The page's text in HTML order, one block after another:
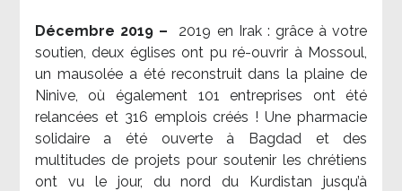
Décembre 2019 – 2019 en Irak : grâce à votre
soutien, deux églises ont pu ré-ouvrir à Mossoul,
un mausolée a été reconstruit dans la plaine de
Ninive, où également 101 entreprises ont été
relancées et 316 emplois créés ! Une pharmacie
solidaire a été ouverte à Bagdad et des
multitudes de projets pour soutenir les chrétiens
ont vu le jour, du nord du Kurdistan jusqu’à